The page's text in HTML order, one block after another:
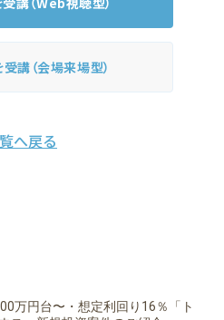
講（会場来場型）
へ戻る
万円台〜・想定利回り16％「ト